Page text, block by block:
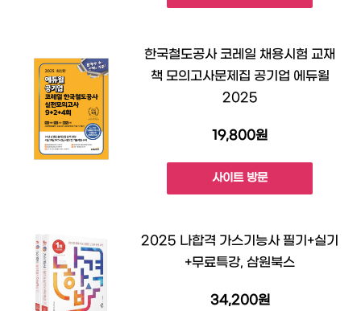
한국철도공사 코레일 채용시험 교재
책 모의고사문제집 공기업 에듀윌
2025
19,800원
사이트 방문
2025 나합격 가스기능사 필기+실기
+무료특강, 삼원북스
34,200원